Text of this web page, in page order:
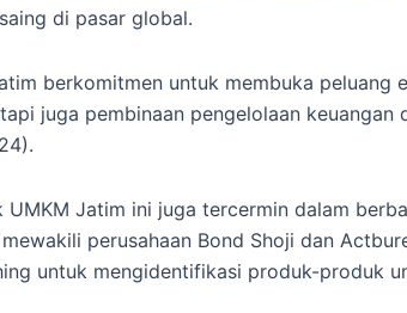
di pasar global.
berkomitmen untuk membuka
juga pembinaan pengelolaan
UMKM Jatim ini juga tercermin dalam
perusahaan Bond Shoji dan
untuk mengidentifikasi produk-produk